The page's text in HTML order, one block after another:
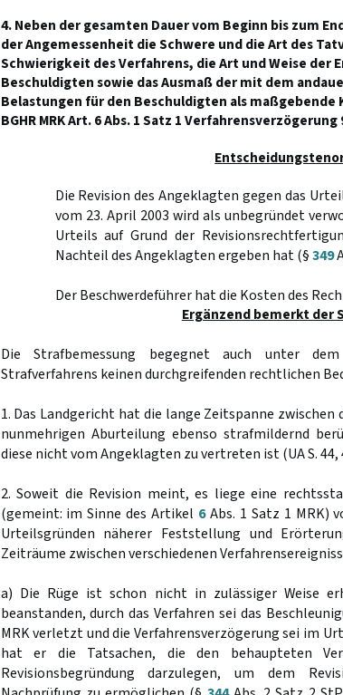
4. Neben der gesamten Dauer vom Beginn bis zum
der Angemessenheit die Schwere und die Art des
Schwierigkeit des Verfahrens, die Art und Weise der
Beschuldigten sowie das Ausmaß der mit dem
Belastungen für den Beschuldigten als
BGHR MRK Art. 6 Abs. 1 Satz 1 Verfahrensverzögerung
Die Revision des Angeklagten gegen das
vom 23. April 2003 wird als unbegründet
Urteils auf Grund der
Nachteil des Angeklagten ergeben hat (§349
Der Beschwerdeführer hat die Kosten des
Ergänzend bemerkt der
Die Strafbemessung begegnet auch unter
Strafverfahrens keinen durchgreifenden rechtlichen
1. Das Landgericht hat die lange Zeitspanne
nunmehrigen Aburteilung ebenso strafmildernd
diese nicht vom Angeklagten zu vertreten ist (UA S. 44,
2. Soweit die Revision meint, es liege eine
(gemeint: im Sinne des Artikel 6Abs. 1 Satz 1 MRK)
Urteilsgründen näherer Feststellung und
Zeiträume zwischen verschiedenen
a) Die Rüge ist schon nicht in zulässiger Weise
beanstanden, durch das Verfahren sei das
MRK verletzt und die Verfahrensverzögerung sei im
hat er die Tatsachen, die den behaupteten
Revisionsbegründung darzulegen, um dem